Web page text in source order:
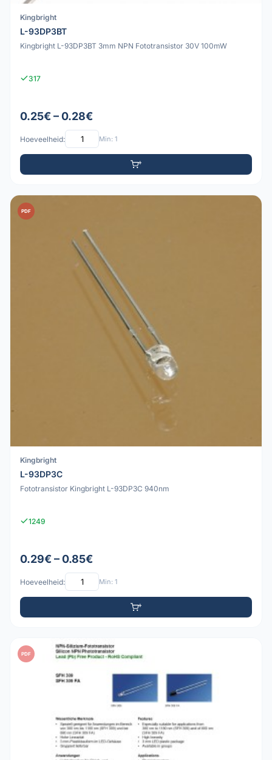
Kingbright
L-93DP3BT
Kingbright L-93DP3BT 3mm NPN Fototransistor 30V 100mW
317
0.25€ – 0.28€
Hoeveelheid: Min: 1
PDF
Kingbright
L-93DP3C
Fototransistor Kingbright L-93DP3C 940nm
1249
0.29€ – 0.85€
Hoeveelheid: Min: 1
PDF